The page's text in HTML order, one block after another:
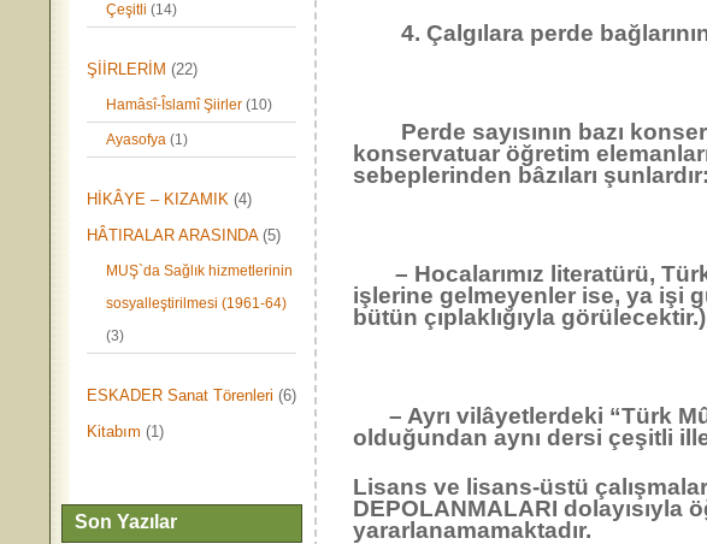
Çeşitli (14)
ŞİİRLERİM (22)
Hamâsî-Îslamî Şiirler (10)
Ayasofya (1)
HİKÂYE – KIZAMIK (4)
HÂTIRALAR ARASINDA(5)
MUŞ`da Sağlık hizmetlerinin
sosyalleştirilmesi (1961-64)
(3)
ESKADER Sanat Törenleri (6)
Kitabım (1)
Son Yazılar
4. Çalgılara perde
Perde sayısının bazı
konservatuar öğretim
sebeplerinden bâzıları şunlardır:
– Hocalarımız literatürü,
işlerine gelmeyenler ise, ya işi
bütün çıplaklığıyla görülecektir.)
– Ayrı vilâyetlerdeki “Türk
olduğundan aynı dersi çeşitli
Lisans ve lisans-üstü
DEPOLANMALARI dolayısıyla
yararlanamamaktadır.